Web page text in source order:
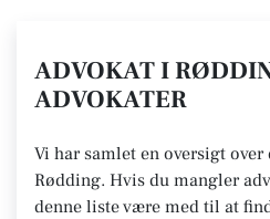
ADVOKAT I
ADVOKATER
Vi har samlet en oversigt over
Rødding. Hvis du mangler
denne liste være med til at